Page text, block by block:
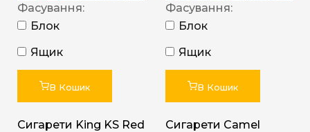
Фасування:
Блок
Ящик
В Кошик
Сигарети King KS Red
Фасування:
Блок
Ящик
В Кошик
Сигарети Camel